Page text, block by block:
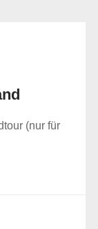
(nur für